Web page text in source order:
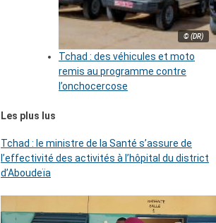
© (DR)
Tchad : des véhicules et moto
remis au programme contre
l’onchocercose
Les plus lus
Tchad : le ministre de la Santé s’assure de
l’effectivité des activités à l’hôpital du district
d’Aboudeïa